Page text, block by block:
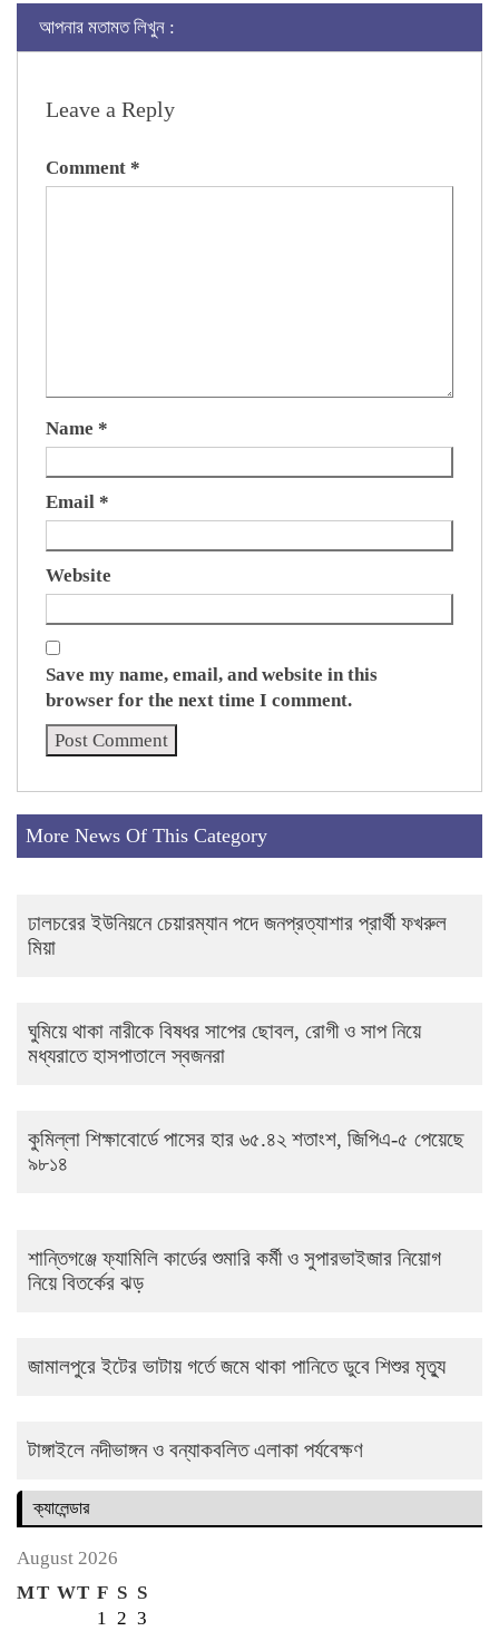
আপনার মতামত লিখুন :
Leave a Reply
Comment *
Name *
Email *
Website
Save my name, email, and website in this
browser for the next time I comment.
More News Of This Category
ঢালচরের ইউনিয়নে চেয়ারম্যান পদে জনপ্রত্যাশার প্রার্থী ফখরুল
মিয়া
ঘুমিয়ে থাকা নারীকে বিষধর সাপের ছোবল, রোগী ও সাপ নিয়ে
মধ্যরাতে হাসপাতালে স্বজনরা
কুমিল্লা শিক্ষাবোর্ডে পাসের হার ৬৫.৪২ শতাংশ, জিপিএ-৫ পেয়েছে
৯৮১৪
শান্তিগঞ্জে ফ্যামিলি কার্ডের শুমারি কর্মী ও সুপারভাইজার নিয়োগ
নিয়ে বিতর্কের ঝড়
জামালপুরে ইটের ভাটায় গর্তে জমে থাকা পানিতে ডুবে শিশুর মৃত্যু
টাঙ্গাইলে নদীভাঙ্গন ও বন্যাকবলিত এলাকা পর্যবেক্ষণ
ক্যালেন্ডার
August 2026
MT WT F S S
1 2 3